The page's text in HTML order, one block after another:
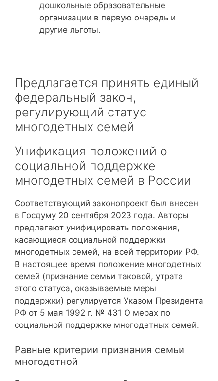
дошкольные образовательные
организации в первую очередь и
другие льготы.
Предлагается принять единый
федеральный закон,
регулирующий статус
многодетных семей
Унификация положений о
социальной поддержке
многодетных семей в России
Соответствующий законопроект был внесен
в Госдуму 20 сентября 2023 года. Авторы
предлагают унифицировать положения,
касающиеся социальной поддержки
многодетных семей, на всей территории РФ.
В настоящее время положение многодетных
семей (признание семьи таковой, утрата
этого статуса, оказываемые меры
поддержки) регулируется Указом Президента
РФ от 5 мая 1992 г. № 431 О мерах по
социальной поддержке многодетных семей.
Равные критерии признания семьи
многодетной